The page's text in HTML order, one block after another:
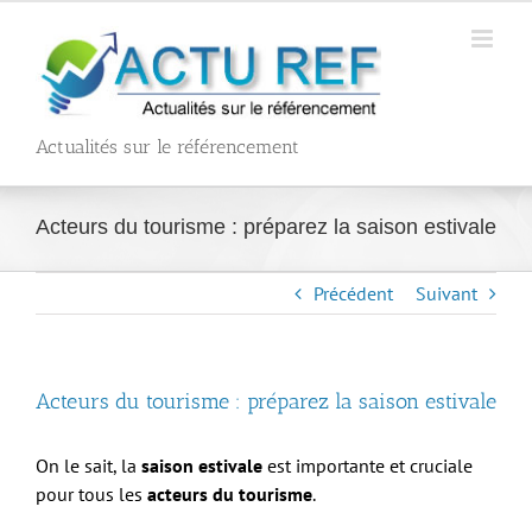
contenu
Actualités sur le référencement
Acteurs du tourisme : préparez la saison estivale
Précédent Suivant
Acteurs du tourisme : préparez la saison estivale
On le sait, la saison estivale est importante et cruciale
pour tous les acteurs du tourisme.